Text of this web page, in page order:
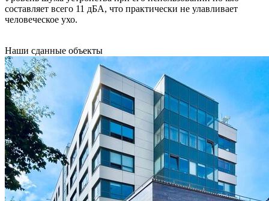
составляет всего 11 дБА, что практически не улавливает
человеческое ухо.
Наши сданные объекты